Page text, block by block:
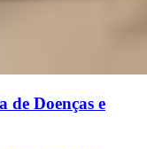
de Doenças e